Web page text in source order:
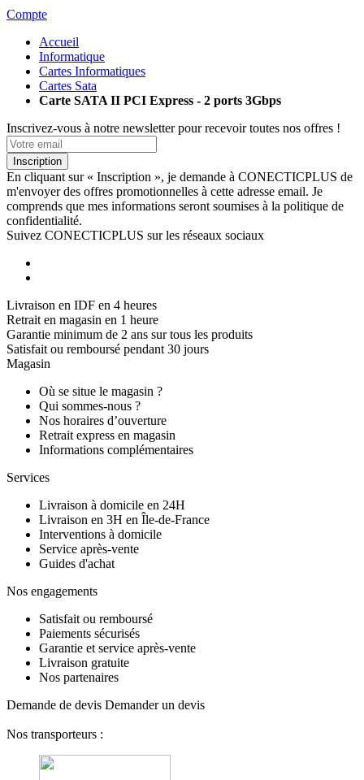
Compte
Accueil
Informatique
Cartes Informatiques
Cartes Sata
Carte SATA II PCI Express - 2 ports 3Gbps
Inscrivez-vous à notre newsletter pour recevoir toutes nos offres !
Inscription
En cliquant sur « Inscription », je demande à CONECTICPLUS de
m'envoyer des offres promotionnelles à cette adresse email. Je
comprends que mes informations seront soumises à la politique de
confidentialité.
Suivez CONECTICPLUS sur les réseaux sociaux
Livraison en IDF en 4 heures
Retrait en magasin en 1 heure
Garantie minimum de 2 ans sur tous les produits
Satisfait ou remboursé pendant 30 jours
Magasin
Où se situe le magasin ?
Qui sommes-nous ?
Nos horaires d’ouverture
Retrait express en magasin
Informations complémentaires
Services
Livraison à domicile en 24H
Livraison en 3H en Île-de-France
Interventions à domicile
Service après-vente
Guides d'achat
Nos engagements
Satisfait ou remboursé
Paiements sécurisés
Garantie et service après-vente
Livraison gratuite
Nos partenaires
Demande de devis Demander un devis
Nos transporteurs :